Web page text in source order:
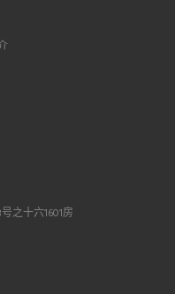
之十六1601房